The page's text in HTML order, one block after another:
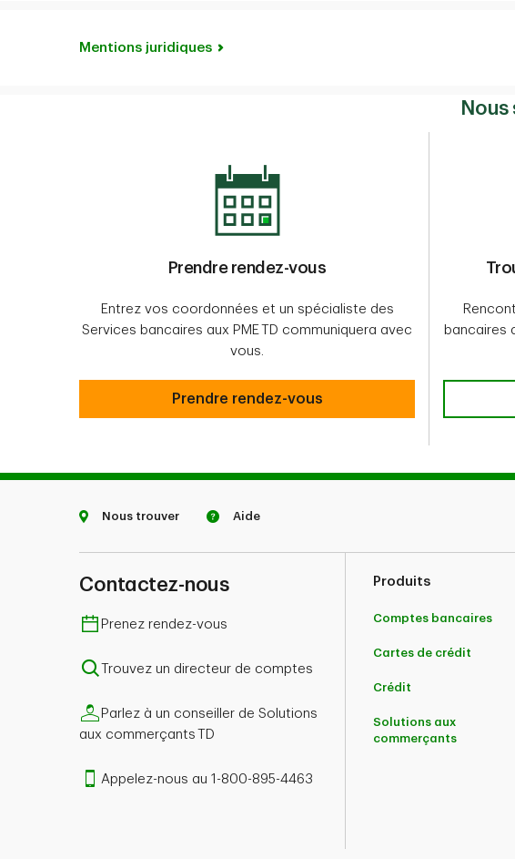
Mentions juridiques
Prendre rendez-vous
Entrez vos coordonnées et un spécialiste des
Services bancaires aux PME TD communiquera avec
vous.
Prendre rendez-vous
Prendre rendez-vous
bancaires
Nous trouver Aide
Contactez-nous
Prenez rendez-vous
Trouvez un directeur de comptes
Parlez à un conseiller de Solutions
aux commerçants TD
Appelez-nous au 1-800-895-4463
Produits
Comptes bancaires
Cartes de crédit
Crédit
Solutions aux
commerçants